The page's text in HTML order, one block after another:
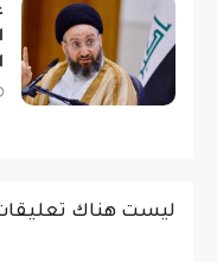
ليست هناك